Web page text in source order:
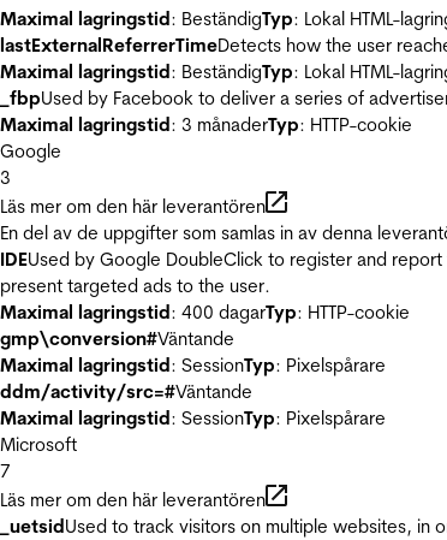
Maximal lagringstid: BeständigTyp: Lokal HTML-
lastExternalReferrerTimeDetects how the user
Maximal lagringstid: BeständigTyp: Lokal HTML-
_fbpUsed by Facebook to deliver a series of
Maximal lagringstid: 3 månaderTyp: HTTP-cookie
Google
3
Läs mer om den här leverantören
En del av de uppgifter som samlas in av denna
IDEUsed by Google DoubleClick to register and
present targeted ads to the user.
Maximal lagringstid: 400 dagarTyp: HTTP-cookie
gmp\conversion#Väntande
Maximal lagringstid: SessionTyp: Pixelspårare
ddm/activity/src=#Väntande
Maximal lagringstid: SessionTyp: Pixelspårare
Microsoft
7
Läs mer om den här leverantören
_uetsidUsed to track visitors on multiple websites, in